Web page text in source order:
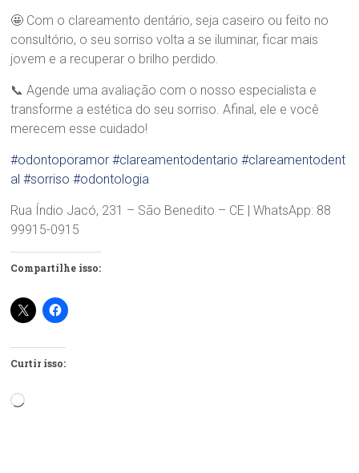
B
r
a
d
ã
🤩 Com o clareamento dentário, seja caseiro ou feito no
consultório, o seu sorriso volta a se iluminar, ficar mais
jovem e a recuperar o brilho perdido.
📞 Agende uma avaliação com o nosso especialista e
transforme a estética do seu sorriso. Afinal, ele e você
merecem esse cuidado!
#odontoporamor #clareamentodentario #clareamentodent
al #sorriso #odontologia
Rua Índio Jacó, 231 – São Benedito – CE | WhatsApp: 88
99915-0915
Compartilhe isso:
Curtir isso:
Carregando...